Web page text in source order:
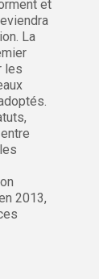
et
La
les
2013,